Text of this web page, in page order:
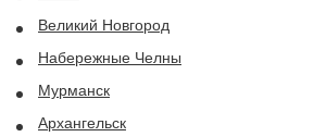
Великий Новгород
Набережные Челны
Мурманск
Архангельск